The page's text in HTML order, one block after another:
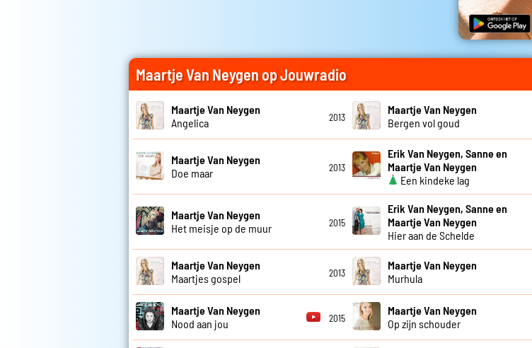
Maartje Van Neygen op Jouwradio
Maartje Van Neygen
Angelica
2013
Maartje Van Neygen
Bergen vol goud
Maartje Van Neygen
Doe maar
2013
Erik Van Neygen, Sanne en
Maartje Van Neygen
Een kindeke lag
Maartje Van Neygen
Het meisje op de muur
2015
Erik Van Neygen, Sanne en
Maartje Van Neygen
Hier aan de Schelde
Maartje Van Neygen
Maartjes gospel
2013
Maartje Van Neygen
Murhula
Maartje Van Neygen
Nood aan jou
2015
Maartje Van Neygen
Op zijn schouder